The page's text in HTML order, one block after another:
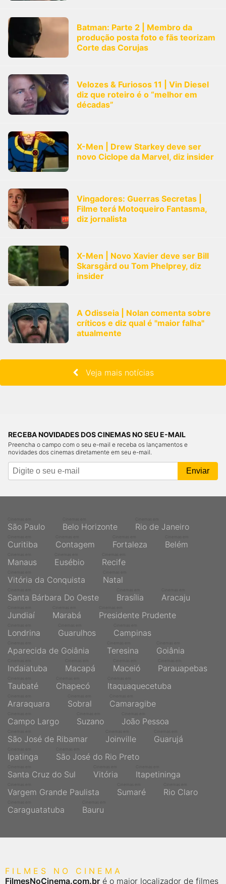
Batman: Parte 2 | Membro da
produção posta foto e fãs teorizam
Corte das Corujas
Velozes & Furiosos 11 | Vin Diesel
diz que roteiro é o “melhor em
décadas”
X-Men | Drew Starkey deve ser
novo Ciclope da Marvel, diz insider
Vingadores: Guerras Secretas |
Filme terá Motoqueiro Fantasma,
diz jornalista
X-Men | Novo Xavier deve ser Bill
Skarsgård ou Tom Phelprey, diz
insider
A Odisseia | Nolan comenta sobre
críticos e diz qual é "maior falha"
atualmente
Veja mais notícias
RECEBA NOVIDADES DOS CINEMAS NO SEU E-MAIL
Preencha o campo com o seu e-mail e receba os lançamentos e
novidades dos cinemas diretamente em seu e-mail.
São Paulo Belo Horizonte Rio de Janeiro
Curitiba Contagem Fortaleza Belém
Manaus Eusébio Recife
Vitória da Conquista Natal
Santa Bárbara Do Oeste Brasília Aracaju
Jundiaí Marabá Presidente Prudente
Londrina Guarulhos Campinas
Aparecida de Goiânia Teresina Goiânia
Indaiatuba Macapá Maceió Parauapebas
Taubaté Chapecó Itaquaquecetuba
Araraquara Sobral Camaragibe
Campo Largo Suzano João Pessoa
São José de Ribamar Joinville Guarujá
Ipatinga São José do Rio Preto
Santa Cruz do Sul Vitória Itapetininga
Vargem Grande Paulista Sumaré Rio Claro
Caraguatatuba Bauru
FILMES NO CINEMA
FilmesNoCinema.com.br é o maior localizador de filmes